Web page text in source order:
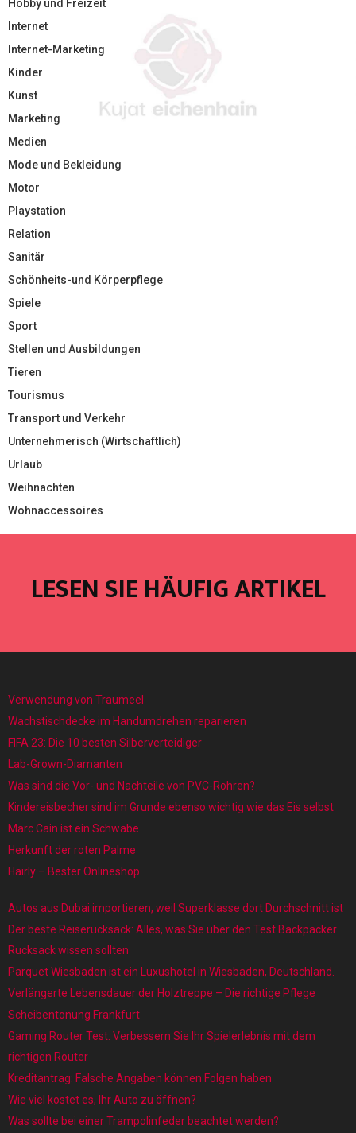
Hobby und Freizeit
Internet
Internet-Marketing
Kinder
Kunst
Marketing
Medien
Mode und Bekleidung
Motor
Playstation
Relation
Sanitär
Schönheits-und Körperpflege
Spiele
Sport
Stellen und Ausbildungen
Tieren
Tourismus
Transport und Verkehr
Unternehmerisch (Wirtschaftlich)
Urlaub
Weihnachten
Wohnaccessoires
LESEN SIE HÄUFIG ARTIKEL
Verwendung von Traumeel
Wachstischdecke im Handumdrehen reparieren
FIFA 23: Die 10 besten Silberverteidiger
Lab-Grown-Diamanten
Was sind die Vor- und Nachteile von PVC-Rohren?
Kindereisbecher sind im Grunde ebenso wichtig wie das Eis selbst
Marc Cain ist ein Schwabe
Herkunft der roten Palme
Hairly – Bester Onlineshop
Autos aus Dubai importieren, weil Superklasse dort Durchschnitt ist
Der beste Reiserucksack: Alles, was Sie über den Test Backpacker
Rucksack wissen sollten
Parquet Wiesbaden ist ein Luxushotel in Wiesbaden, Deutschland.
Verlängerte Lebensdauer der Holztreppe – Die richtige Pflege
Scheibentonung Frankfurt
Gaming Router Test: Verbessern Sie Ihr Spielerlebnis mit dem
richtigen Router
Kreditantrag: Falsche Angaben können Folgen haben
Wie viel kostet es, Ihr Auto zu öffnen?
Was sollte bei einer Trampolinfeder beachtet werden?